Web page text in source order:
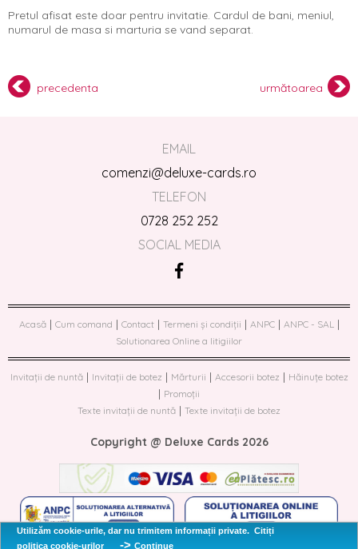
Utilizăm cookie-urile, dar nu trimitem informații private. Citiți
politica cookie-urilor
-> Continue
Pretul afisat este doar pentru invitatie. Cardul de bani, meniul,
numarul de masa si marturia se vand separat.
precedenta următoarea
EMAIL
comenzi@deluxe-cards.ro
TELEFON
0728 252 252
SOCIAL MEDIA
Acasă | Cum comand | Contact | Termeni și condiții | ANPC | ANPC - SAL |
Solutionarea Online a litigiilor
Invitații de nuntă | Invitații de botez | Mărturii | Accesorii botez | Hăinuțe botez
| Promoții
Texte invitații de nuntă | Texte invitații de botez
Copyright @ Deluxe Cards 2026